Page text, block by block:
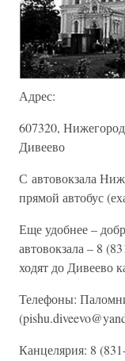
Адрес:
607320,
Дивеево
С автовокзала
прямой автобус
Еще удобнее –
автовокзала – 8
ходят до Дивеево
Телефоны:
Канцелярия: 8